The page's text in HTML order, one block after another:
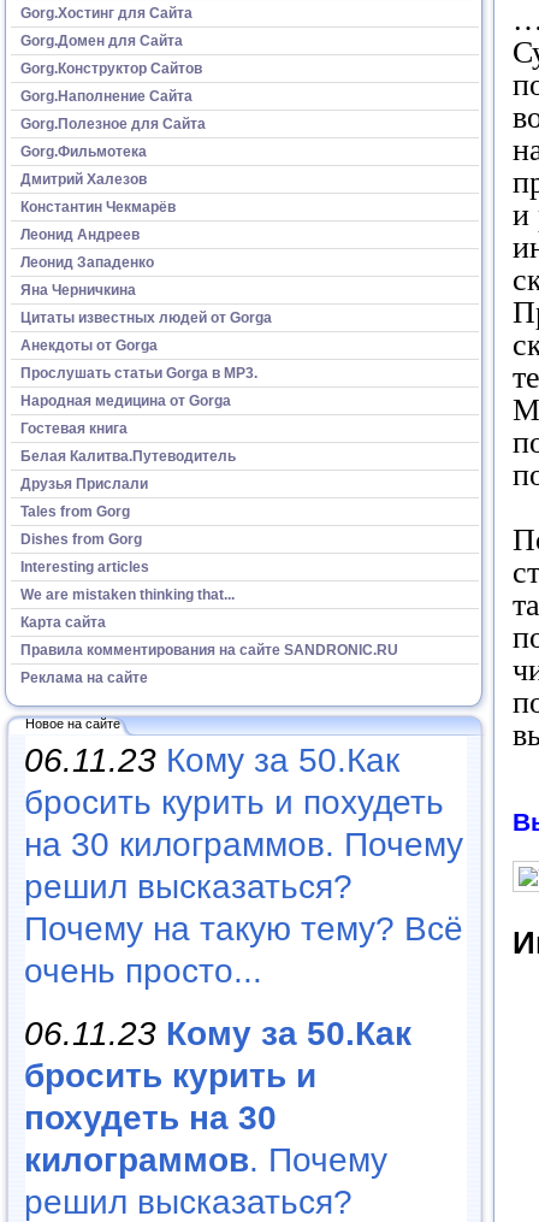
Gorg.Хостинг для Сайта
Gorg.Домен для Сайта
Gorg.Конструктор Сайтов
Gorg.Наполнение Сайта
Gorg.Полезное для Сайта
Gorg.Фильмотека
Дмитрий Халезов
Константин Чекмарёв
Леонид Андреев
Леонид Западенко
Яна Черничкина
Цитаты известных людей от Gorga
Анекдоты от Gorga
Прослушать статьи Gorga в МР3.
Народная медицина от Gorga
Гостевая книга
Белая Калитва.Путеводитель
Друзья Прислали
Tales from Gorg
Dishes from Gorg
Interesting articles
We are mistaken thinking that...
Карта сайта
Правила комментирования на сайте SANDRONIC.RU
Реклама на сайте
Новое на сайте
06.11.23 Кому за 50.Как
бросить курить и похудеть
на 30 килограммов. Почему
решил высказаться?
Почему на такую тему? Всё
очень просто...
06.11.23 Кому за 50.Как
бросить курить и
похудеть на 30
килограммов. Почему
решил высказаться?
и